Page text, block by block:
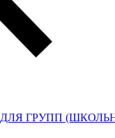
ДЛЯ ГРУПП